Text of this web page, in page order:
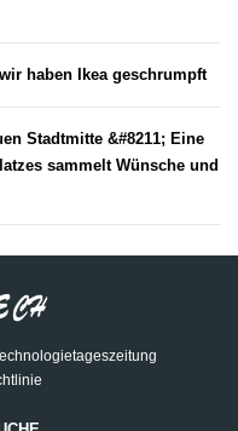
haben Ikea geschrumpft
Stadtmitte &#8211; Eine
sammelt Wünsche und